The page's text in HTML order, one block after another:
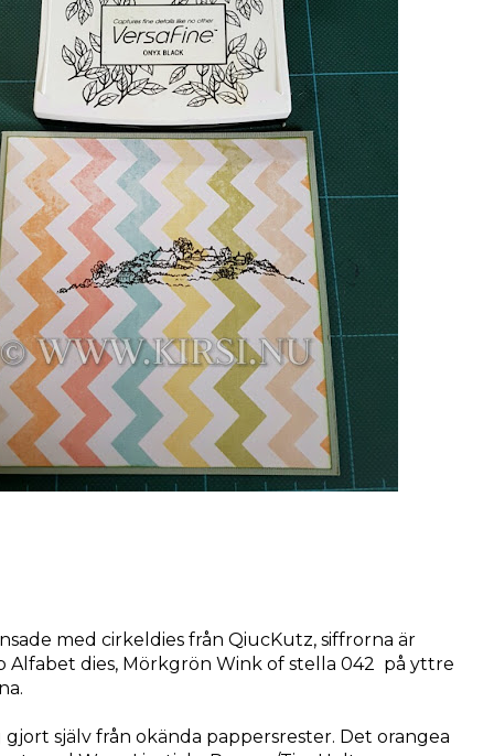
med cirkeldies från QiucKutz, siffrorna är
Alfabet dies, Mörkgrön Wink of stella 042 på yttre
gjort själv från okända pappersrester. Det orangea